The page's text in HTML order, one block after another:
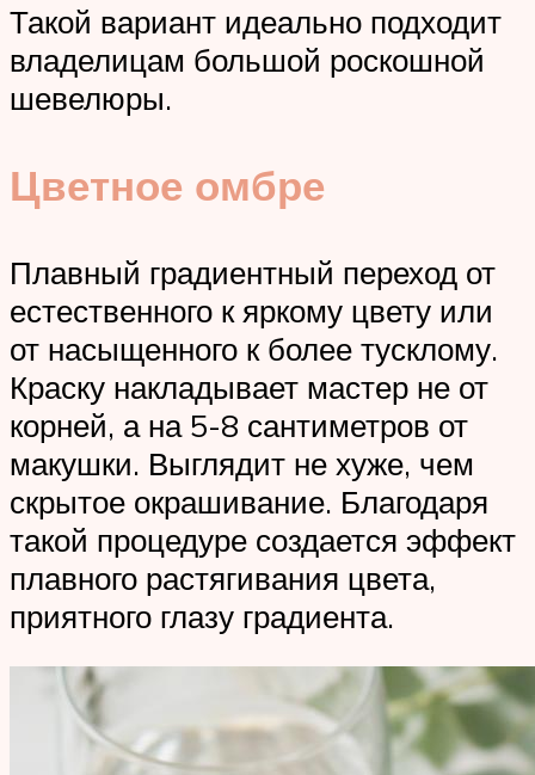
Такой вариант идеально подходит
владелицам большой роскошной
шевелюры.
Цветное омбре
Плавный градиентный переход от
естественного к яркому цвету или
от насыщенного к более тусклому.
Краску накладывает мастер не от
корней, а на 5-8 сантиметров от
макушки. Выглядит не хуже, чем
скрытое окрашивание. Благодаря
такой процедуре создается эффект
плавного растягивания цвета,
приятного глазу градиента.